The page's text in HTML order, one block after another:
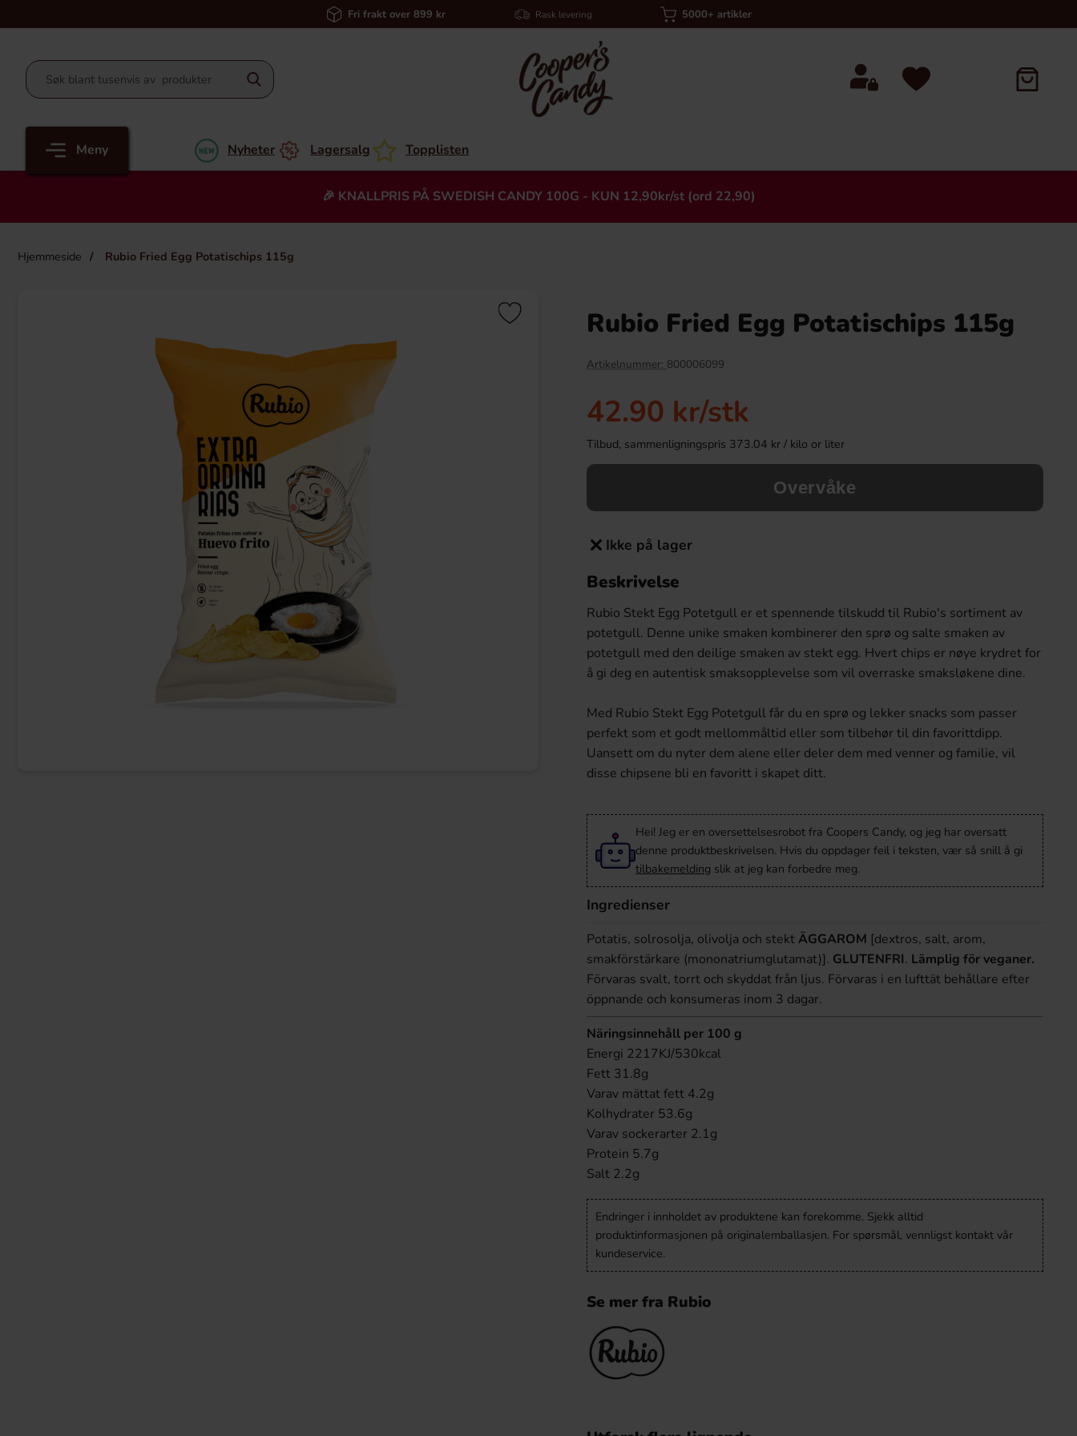
Fri frakt over 899 kr Rask levering 5000+ artikler
Meny Nyheter Lagersalg Topplisten
🎉 KNALLPRIS PÅ SWEDISH CANDY 100G - KUN 12,90kr/st (ord 22,90)
Hjemmeside Rubio Fried Egg Potatischips 115g
Heading
Red Bull Green Drakfrukt 25cl Kinder Joy Super Mario 20g
28.90 kr
Köp
Kinder Maxi 21g
9.90 kr 36.90 kr
Köp Köp
Rubio Fried Egg Potatischips 115g
Artikelnummer: 800006099
42.90 kr/stk
Tilbud, sammenligningspris 373.04 kr / kilo or liter
Overvåke
Ikke på lager
Beskrivelse
Rubio Stekt Egg Potetgull er et spennende tilskudd til Rubio's sortiment av
potetgull. Denne unike smaken kombinerer den sprø og salte smaken av
potetgull med den deilige smaken av stekt egg. Hvert chips er nøye krydret for
å gi deg en autentisk smaksopplevelse som vil overraske smaksløkene dine.
Med Rubio Stekt Egg Potetgull får du en sprø og lekker snacks som passer
perfekt som et godt mellommåltid eller som tilbehør til din favorittdipp.
Uansett om du nyter dem alene eller deler dem med venner og familie, vil
disse chipsene bli en favoritt i skapet ditt.
Hei! Jeg er en oversettelsesrobot fra Coopers Candy, og jeg har oversatt
denne produktbeskrivelsen. Hvis du oppdager feil i teksten, vær så snill å gi
tilbakemelding slik at jeg kan forbedre meg.
Ingredienser
Potatis, solrosolja, olivolja och stektÄGGAROM [dextros, salt, arom,
smakförstärkare (mononatriumglutamat)]. GLUTENFRI. Lämplig för veganer.
Förvaras svalt, torrt och skyddat från ljus. Förvaras i en lufttät behållare efter
öppnande och konsumeras inom 3 dagar.
Näringsinnehåll per 100 g
Energi 2217KJ/530kcal
Fett 31.8g
Varav mättat fett 4.2g
Kolhydrater 53.6g
Varav sockerarter 2.1g
Protein 5.7g
Salt 2.2g
Endringer i innholdet av produktene kan forekomme. Sjekk alltid
produktinformasjonen på originalemballasjen. For spørsmål, vennligst kontakt vår
kundeservice.
Se mer fra Rubio